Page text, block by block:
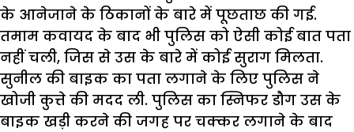
के आनेजाने के ठिकानों के बारे में पूछताछ की गई.
तमाम कवायद के बाद भी पुलिस को ऐसी कोई बात पता
नहीं चली, जिस से उस के बारे में कोई सुराग मिलता.
सुनील की बाइक का पता लगाने के लिए पुलिस ने
खोजी कुत्ते की मदद ली. पुलिस का स्निफर डौग उस के
बाइक खड़ी करने की जगह पर चक्कर लगाने के बाद